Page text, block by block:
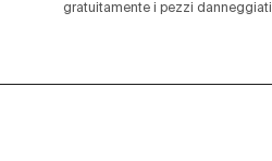
gratuitamente i pezzi